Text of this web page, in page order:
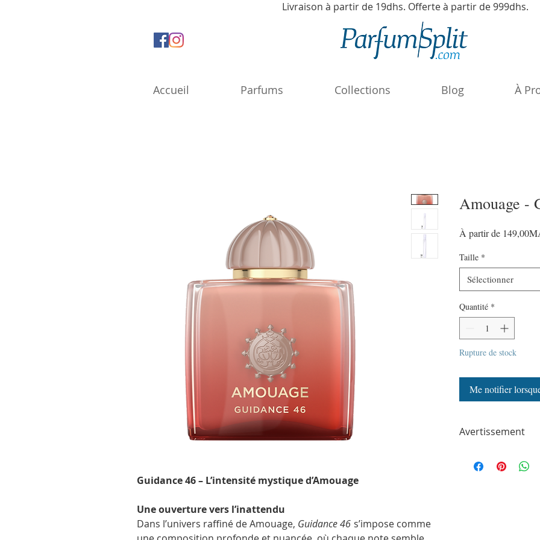
Livraison à partir de 19dhs. Offerte à partir de 999dhs.
Accueil Parfums Collections Blog À
Guidance 46 – L’intensité mystique d’Amouage
Une ouverture vers l’inattendu
Dans l’univers raffiné de Amouage, Guidance 46 s’impose comme
Amouage -
À partir de
Taille *
Sélectionner
Quantité *
Rupture de stock
Me notifier
Avertissement
toute autre marque